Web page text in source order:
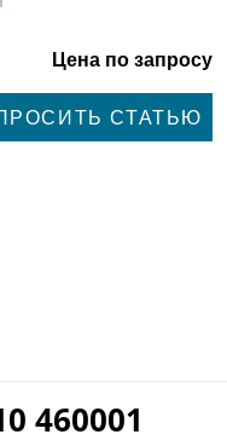
Цена по запросу
СТАТЬЮ
460001